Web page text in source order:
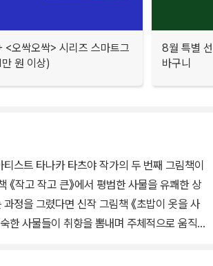
<오싹오싹> 시리즈 스마트그
원 이상)
8월 특별
바구니
스트 타나카 타츠야 작가의 두 번째 그림책이
《작고 작고 큰》에서 평범한 사물을 유쾌한 상
정을 그렸다면 신작 그림책 《초밥이 옷을 사
한 사물들이 취향을 뽐내며 주체적으로 움직